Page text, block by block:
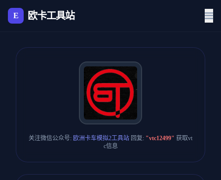
E 欧卡工具站
关注微信公众号: 欧洲卡车模拟2工具站 回复: "vtc12499" 获取vt
c信息